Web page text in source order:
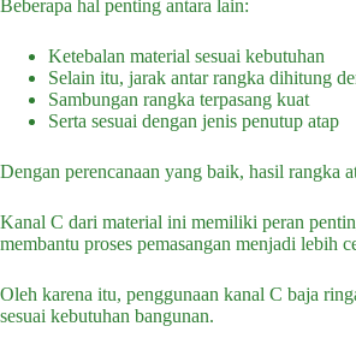
Beberapa hal penting antara lain:
Ketebalan material sesuai kebutuhan
Selain itu, jarak antar rangka dihitung
Sambungan rangka terpasang kuat
Serta sesuai dengan jenis penutup atap
Dengan perencanaan yang baik, hasil rangka
Kanal C dari material ini memiliki peran
membantu proses pemasangan menjadi lebih
Oleh karena itu, penggunaan kanal C baja
sesuai kebutuhan bangunan.